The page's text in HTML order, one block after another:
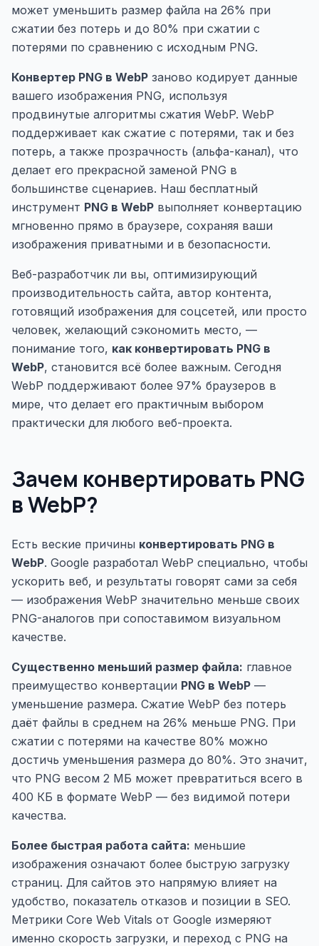
может уменьшить размер файла на 26% при
сжатии без потерь и до 80% при сжатии с
потерями по сравнению с исходным PNG.
Конвертер PNG в WebP заново кодирует данные
вашего изображения PNG, используя
продвинутые алгоритмы сжатия WebP. WebP
поддерживает как сжатие с потерями, так и без
потерь, а также прозрачность (альфа-канал), что
делает его прекрасной заменой PNG в
большинстве сценариев. Наш бесплатный
инструмент PNG в WebP выполняет конвертацию
мгновенно прямо в браузере, сохраняя ваши
изображения приватными и в безопасности.
Веб-разработчик ли вы, оптимизирующий
производительность сайта, автор контента,
готовящий изображения для соцсетей, или просто
человек, желающий сэкономить место, —
понимание того, как конвертировать PNG в
WebP, становится всё более важным. Сегодня
WebP поддерживают более 97% браузеров в
мире, что делает его практичным выбором
практически для любого веб-проекта.
Зачем конвертировать PNG
в WebP?
Есть веские причины конвертировать PNG в
WebP. Google разработал WebP специально, чтобы
ускорить веб, и результаты говорят сами за себя
— изображения WebP значительно меньше своих
PNG-аналогов при сопоставимом визуальном
качестве.
Существенно меньший размер файла: главное
преимущество конвертации PNG в WebP —
уменьшение размера. Сжатие WebP без потерь
даёт файлы в среднем на 26% меньше PNG. При
сжатии с потерями на качестве 80% можно
достичь уменьшения размера до 80%. Это значит,
что PNG весом 2 МБ может превратиться всего в
400 КБ в формате WebP — без видимой потери
качества.
Более быстрая работа сайта: меньшие
изображения означают более быструю загрузку
страниц. Для сайтов это напрямую влияет на
удобство, показатель отказов и позиции в SEO.
Метрики Core Web Vitals от Google измеряют
именно скорость загрузки, и переход с PNG на